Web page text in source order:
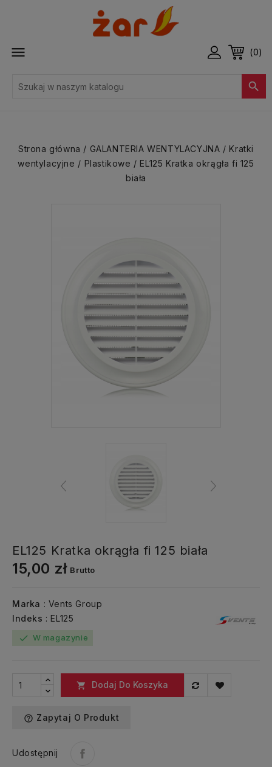
 (0)

Strona główna GALANTERIA WENTYLACYJNA
Kratki
wentylacyjne
Plastikowe
EL125 Kratka okrągła fi 125
biała
EL125 Kratka okrągła fi 125 biała
15,00 zł Brutto
Marka : Vents Group
Indeks : EL125
check W magazynie
 Dodaj Do Koszyka
help_outline Zapytaj O Produkt
Udostępnij